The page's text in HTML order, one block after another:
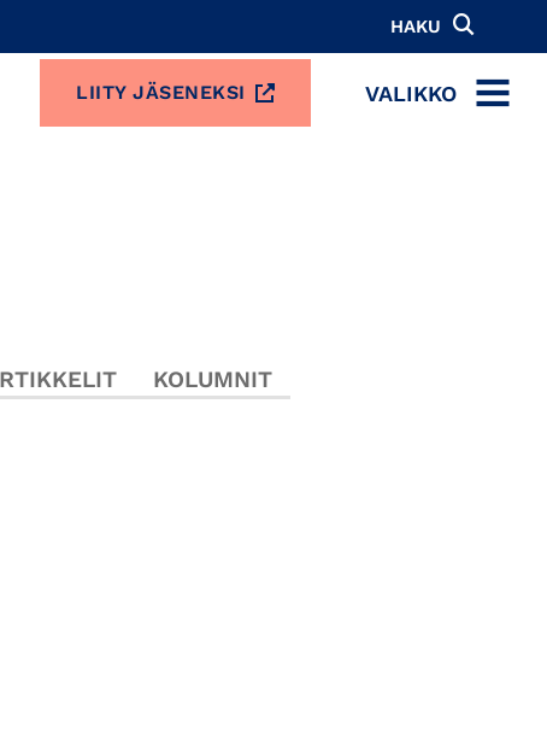
HAKU
LIITY JÄSENEKSI VALIKKO
MENU
KOLUMNIT